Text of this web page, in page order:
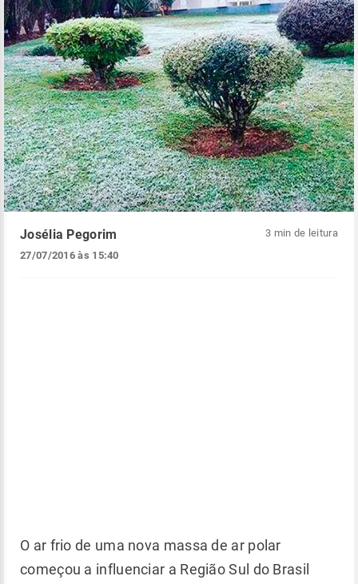
Josélia Pegorim
27/07/2016 às 15:40
3 min de leitura
O ar frio de uma nova massa de ar polar
começou a influenciar a Região Sul do Brasil